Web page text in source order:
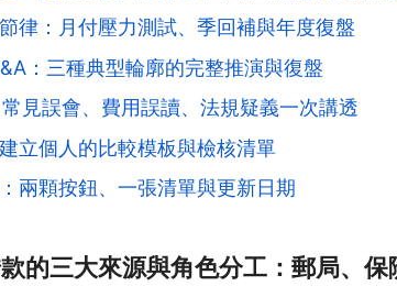
律：月付壓力測試、季回補與年度復盤
：三種典型輪廓的完整推演與復盤
見誤會、費用誤讀、法規疑義一次講透
立個人的比較模板與檢核清單
兩顆按鈕、一張清單與更新日期
的三大來源與角色分工：郵局、